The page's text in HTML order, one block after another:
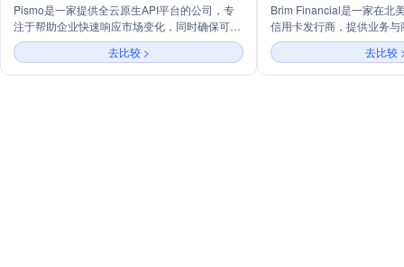
Pismo是一家提供全云原生API平台的公司，专
注于帮助企业快速响应市场变化，同时确保可扩
展性和安全性。主营业务包括信用卡、借记卡和
预付卡的发行，核心银行业务的数字化体验和产
品创新，数字钱包的开发，数字贷款产品的创
去比较 >
Brim Financial是一家在北
信用卡发行商，提供业务
字平台以及企业工作流程
字化转型和现代化数字银行
去比较